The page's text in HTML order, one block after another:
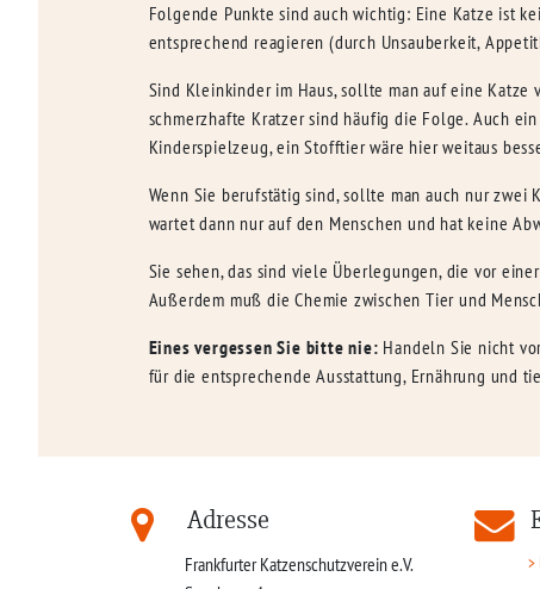
Folgende Punkte sind auch wichtig: Eine Katze ist
entsprechend reagieren (durch Unsauberkeit,
Sind Kleinkinder im Haus, sollte man auf eine
schmerzhafte Kratzer sind häufig die Folge. Auch
Kinderspielzeug, ein Stofftier wäre hier weitaus
Wenn Sie berufstätig sind, sollte man auch nur
wartet dann nur auf den Menschen und hat keine
Sie sehen, das sind viele Überlegungen, die vor
Außerdem muß die Chemie zwischen Tier und
Eines vergessen Sie bitte nie: Handeln Sie nicht
für die entsprechende Ausstattung, Ernährung und
Adresse
Frankfurter Katzenschutzverein e.V.